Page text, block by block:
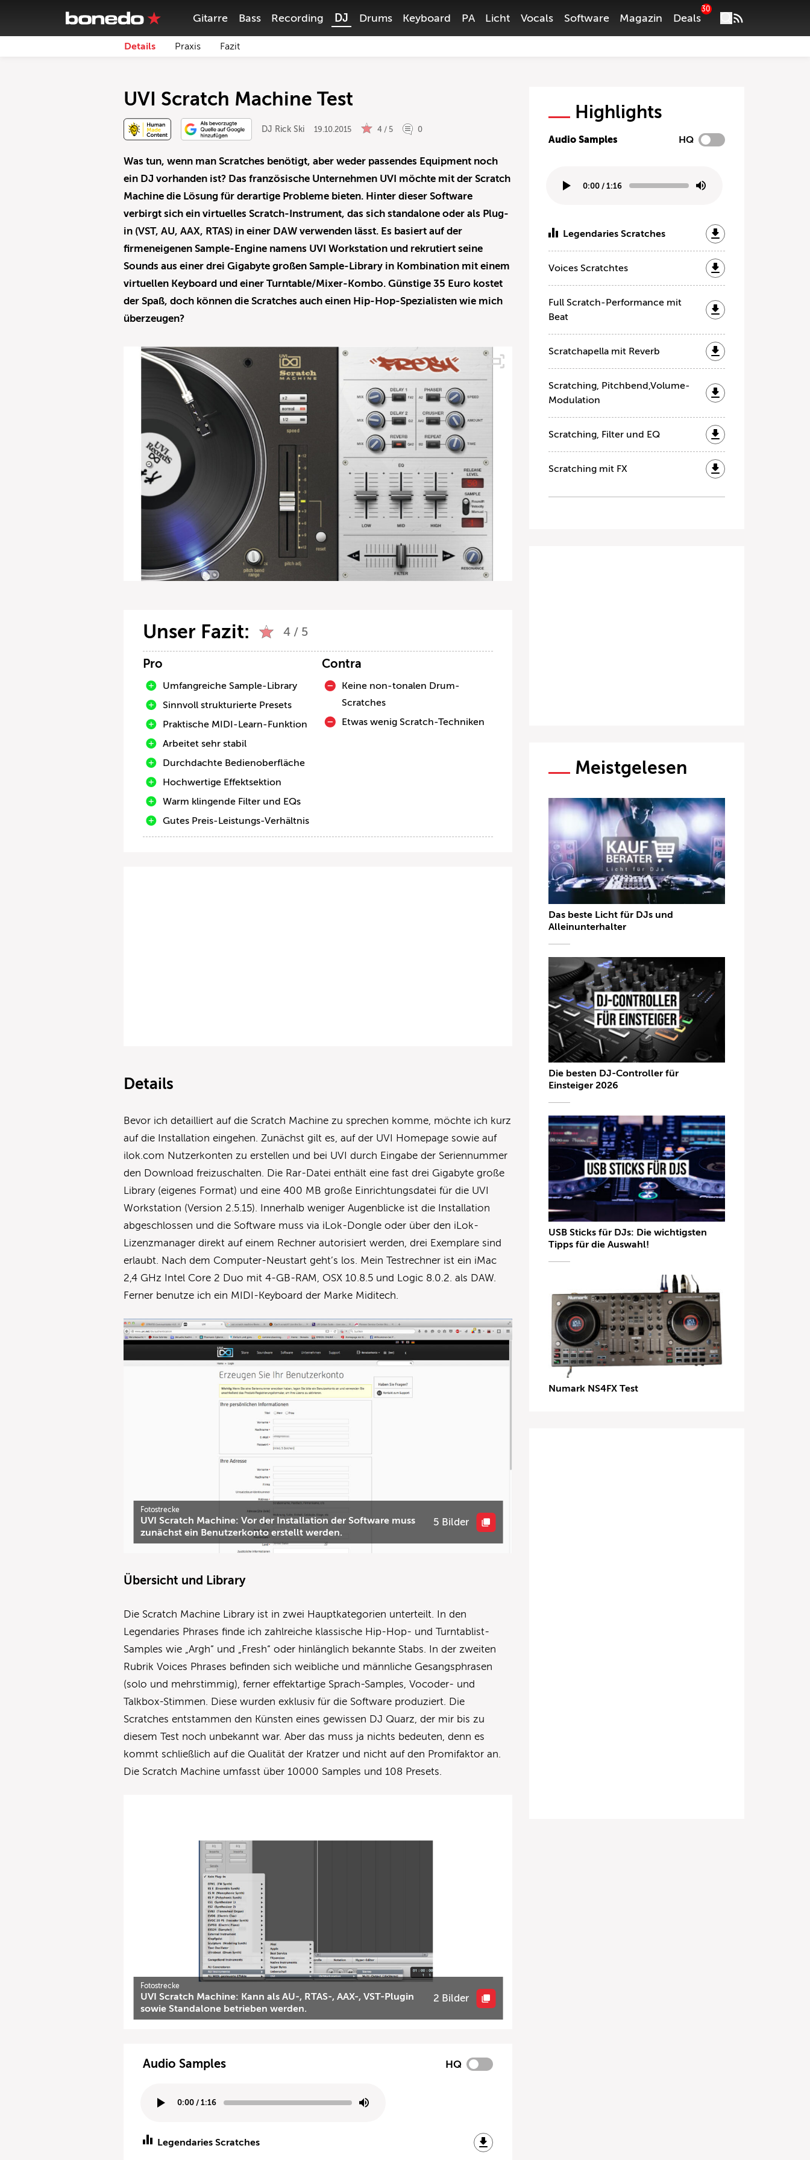
Gitarre Bass Recording DJ Drums Keyboard PA Licht Vocals Software Magazin Deals
30
Details Praxis Fazit
UVI Scratch Machine Test
DJ Rick Ski 19.10.2015 4 / 5 0
Was tun, wenn man Scratches benötigt, aber weder passendes Equipment noch
ein DJ vorhanden ist? Das französische Unternehmen UVI möchte mit der Scratch
Machine die Lösung für derartige Probleme bieten. Hinter dieser Software
verbirgt sich ein virtuelles Scratch-Instrument, das sich standalone oder als Plug-
in (VST, AU, AAX, RTAS) in einer DAW verwenden lässt. Es basiert auf der
firmeneigenen Sample-Engine namens UVI Workstation und rekrutiert seine
Sounds aus einer drei Gigabyte großen Sample-Library in Kombination mit einem
virtuellen Keyboard und einer Turntable/Mixer-Kombo. Günstige 35 Euro kostet
der Spaß, doch können die Scratches auch einen Hip-Hop-Spezialisten wie mich
überzeugen?
Unser Fazit: 4 / 5
Pro
Umfangreiche Sample-Library
Sinnvoll strukturierte Presets
Praktische MIDI-Learn-Funktion
Arbeitet sehr stabil
Durchdachte Bedienoberfläche
Hochwertige Effektsektion
Warm klingende Filter und EQs
Gutes Preis-Leistungs-Verhältnis
Contra
Keine non-tonalen Drum-
Scratches
Etwas wenig Scratch-Techniken
Details
Bevor ich detailliert auf die Scratch Machine zu sprechen komme, möchte ich kurz
auf die Installation eingehen. Zunächst gilt es, auf der UVI Homepage sowie auf
ilok.com Nutzerkonten zu erstellen und bei UVI durch Eingabe der Seriennummer
den Download freizuschalten. Die Rar-Datei enthält eine fast drei Gigabyte große
Library (eigenes Format) und eine 400 MB große Einrichtungsdatei für die UVI
Workstation (Version 2.5.15). Innerhalb weniger Augenblicke ist die Installation
abgeschlossen und die Software muss via iLok-Dongle oder über den iLok-
Lizenzmanager direkt auf einem Rechner autorisiert werden, drei Exemplare sind
erlaubt. Nach dem Computer-Neustart geht’s los. Mein Testrechner ist ein iMac
2,4 GHz Intel Core 2 Duo mit 4-GB-RAM, OSX 10.8.5 und Logic 8.0.2. als DAW.
Ferner benutze ich ein MIDI-Keyboard der Marke Miditech.
Fotostrecke
UVI Scratch Machine: Vor der Installation der Software muss
zunächst ein Benutzerkonto erstellt werden.
5 Bilder
Übersicht und Library
Die Scratch Machine Library ist in zwei Hauptkategorien unterteilt. In den
Legendaries Phrases finde ich zahlreiche klassische Hip-Hop- und Turntablist-
Samples wie „Argh“ und „Fresh“ oder hinlänglich bekannte Stabs. In der zweiten
Rubrik Voices Phrases befinden sich weibliche und männliche Gesangsphrasen
(solo und mehrstimmig), ferner effektartige Sprach-Samples, Vocoder- und
Talkbox-Stimmen. Diese wurden exklusiv für die Software produziert. Die
Scratches entstammen den Künsten eines gewissen DJ Quarz, der mir bis zu
diesem Test noch unbekannt war. Aber das muss ja nichts bedeuten, denn es
kommt schließlich auf die Qualität der Kratzer und nicht auf den Promifaktor an.
Die Scratch Machine umfasst über 10000 Samples und 108 Presets.
Fotostrecke
UVI Scratch Machine: Kann als AU-, RTAS-, AAX-, VST-Plugin
sowie Standalone betrieben werden.
2 Bilder
Audio Samples HQ
0:00 / 1:16
Legendaries Scratches
Highlights
Audio Samples HQ
0:00 / 1:16
Legendaries Scratches
Voices Scratchtes
Full Scratch-Performance mit
Beat
Scratchapella mit Reverb
Scratching, Pitchbend,Volume-
Modulation
Scratching, Filter und EQ
Scratching mit FX
Meistgelesen
Das beste Licht für DJs und
Alleinunterhalter
Die besten DJ-Controller für
Einsteiger 2026
USB Sticks für DJs: Die wichtigsten
Tipps für die Auswahl!
Numark NS4FX Test